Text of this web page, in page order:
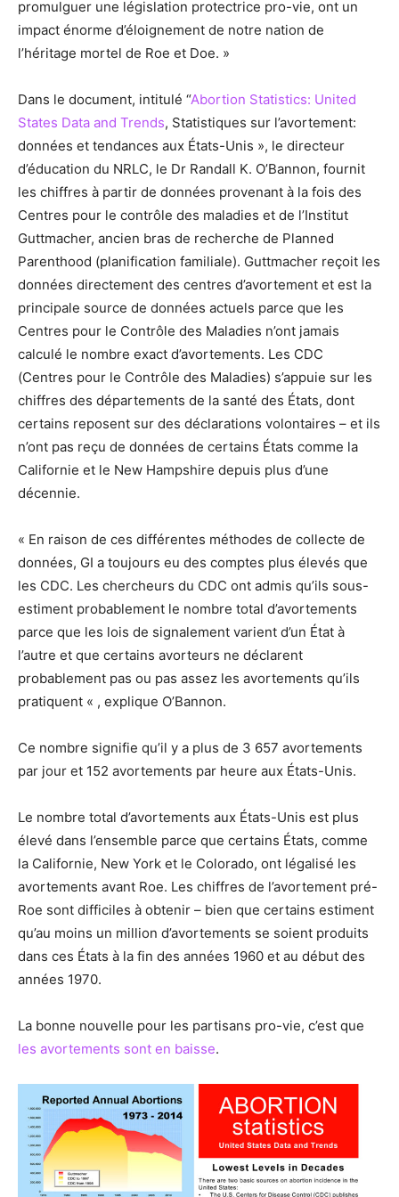
promulguer une législation protectrice pro-vie, ont un
impact énorme d’éloignement de notre nation de
l’héritage mortel de Roe et Doe. »
Dans le document, intitulé “Abortion Statistics: United
States Data and Trends, Statistiques sur l’avortement:
données et tendances aux États-Unis », le directeur
d’éducation du NRLC, le Dr Randall K. O’Bannon, fournit
les chiffres à partir de données provenant à la fois des
Centres pour le contrôle des maladies et de l’Institut
Guttmacher, ancien bras de recherche de Planned
Parenthood (planification familiale). Guttmacher reçoit les
données directement des centres d’avortement et est la
principale source de données actuels parce que les
Centres pour le Contrôle des Maladies n’ont jamais
calculé le nombre exact d’avortements. Les CDC
(Centres pour le Contrôle des Maladies) s’appuie sur les
chiffres des départements de la santé des États, dont
certains reposent sur des déclarations volontaires – et ils
n’ont pas reçu de données de certains États comme la
Californie et le New Hampshire depuis plus d’une
décennie.
« En raison de ces différentes méthodes de collecte de
données, GI a toujours eu des comptes plus élevés que
les CDC. Les chercheurs du CDC ont admis qu’ils sous-
estiment probablement le nombre total d’avortements
parce que les lois de signalement varient d’un État à
l’autre et que certains avorteurs ne déclarent
probablement pas ou pas assez les avortements qu’ils
pratiquent « , explique O’Bannon.
Ce nombre signifie qu’il y a plus de 3 657 avortements
par jour et 152 avortements par heure aux États-Unis.
Le nombre total d’avortements aux États-Unis est plus
élevé dans l’ensemble parce que certains États, comme
la Californie, New York et le Colorado, ont légalisé les
avortements avant Roe. Les chiffres de l’avortement pré-
Roe sont difficiles à obtenir – bien que certains estiment
qu’au moins un million d’avortements se soient produits
dans ces États à la fin des années 1960 et au début des
années 1970.
La bonne nouvelle pour les partisans pro-vie, c’est que
les avortements sont en baisse.